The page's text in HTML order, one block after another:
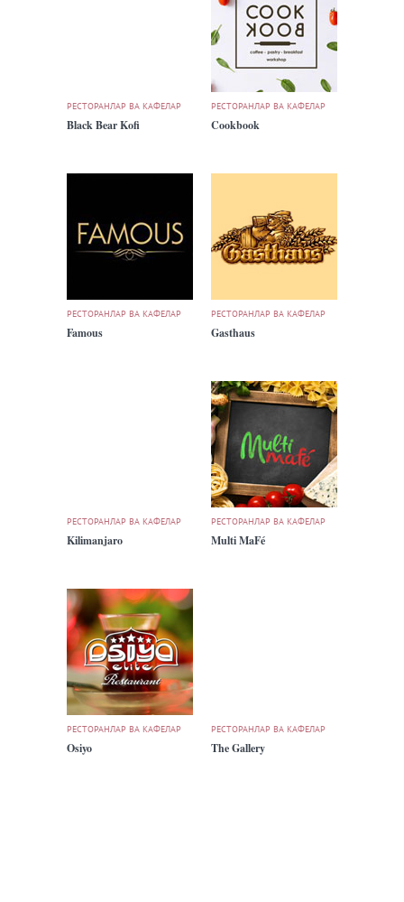
РЕСТОРАНЛАР ВА КАФЕЛАР
Black Bear Kofi
РЕСТОРАНЛАР ВА КАФЕЛАР
Cookbook
РЕСТОРАНЛАР ВА КАФЕЛАР
Famous
РЕСТОРАНЛАР ВА КАФЕЛАР
Gasthaus
РЕСТОРАНЛАР ВА КАФЕЛАР
Kilimanjaro
РЕСТОРАНЛАР ВА КАФЕЛАР
Multi MaFé
РЕСТОРАНЛАР ВА КАФЕЛАР
Osiyo
РЕСТОРАНЛАР ВА КАФЕЛАР
The Gallery